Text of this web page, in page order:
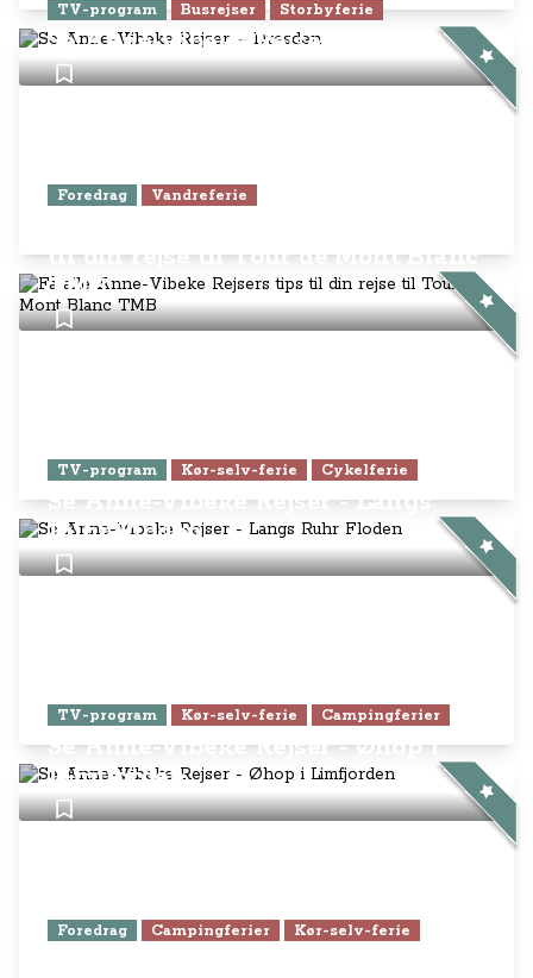
TV-program Busrejser Storbyferie
Se Anne-Vibeke Rejser – Dresden
Foredrag Vandreferie
til din rejse til Tour de Mont Blanc
TMB
TV-program Kør-selv-ferie Cykelferie
Se Anne-Vibeke Rejser - Langs
Ruhr Floden
TV-program Kør-selv-ferie Campingferier
Se Anne-Vibeke Rejser - Øhop i
Limfjorden
Foredrag Campingferier Kør-selv-ferie